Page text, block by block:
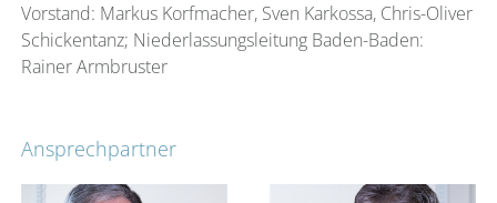
Wir freuen uns auf Sie.
Vorstand: Markus Korfmacher, Sven Karkossa, Chris-Oliver
Schickentanz; Niederlassungsleitung Baden-Baden:
Rainer Armbruster
Ansprechpartner